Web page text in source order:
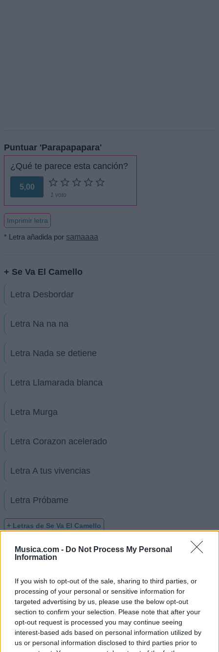
Musica.com - Do Not Process My Personal
Information
If you wish to opt-out of the sale, sharing to third parties, or
processing of your personal or sensitive information for
targeted advertising by us, please use the below opt-out
section to confirm your selection. Please note that after your
opt-out request is processed you may continue seeing
interest-based ads based on personal information utilized by
us or personal information disclosed to third parties prior to
Puntuar 'Parapapapara'
¿Qué te parece esta canción?
5,00
1 voto
Imprimir letra
* Letra añadida por samaaaa
+ Se Va El Camello
Letra Desbordar
Letra Na na na
Letra Nada se detiene
Letra Llamarada blanca
Letra Murga
Letra Corazon acelerado
Letra A tus vivencias
Letra Próbame
+ Letras de Se Va El Camello
Biografía Ranking Fotos Foro
Ranking de Se Va El Camello
Se Va El Camellono está entre los 500 artistas
más apoyados y visitados de esta semana.
¿Apoyar a Se Va El Camello?